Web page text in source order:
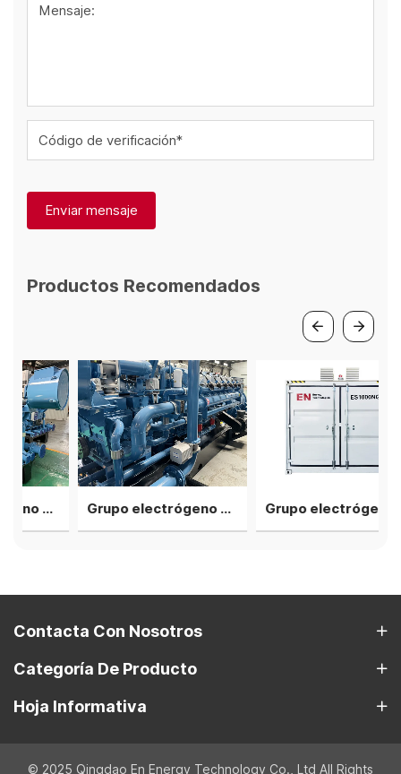
Mensaje:
Código de verificación*
Enviar mensaje
Productos Recomendados
Grupo electrógeno de gas de biomasa de 1200 kW Grupo electrógeno de biomasa a gas de tipo silencioso de 500 kW
Contacta Con Nosotros
Categoría De Producto
Hoja Informativa
© 2025 Qingdao En Energy Technology Co., Ltd All Rights